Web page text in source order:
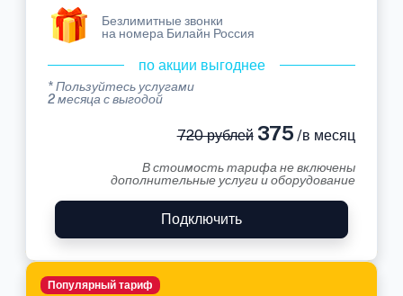
Безлимитные звонки
на номера Билайн Россия
по акции выгоднее
* Пользуйтесь услугами
2 месяца с выгодой
720 рублей375 /в месяц
В стоимость тарифа не включены
дополнительные услуги и оборудование
Подключить
Популярный тариф